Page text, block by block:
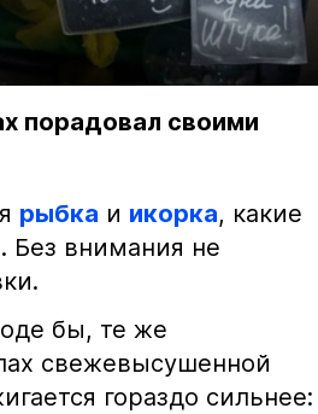
порадовал своими
рыбка и икорка, какие
Без внимания не
бы, те же
свежевысушенной
гораздо сильнее: